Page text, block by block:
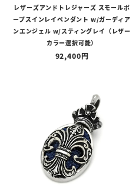
レザーズアンドトレジャーズ スモールポ
ープスインレイペンダント w/ガーディア
ンエンジェル w/スティングレイ（レザー
カラー選択可能）
92,400